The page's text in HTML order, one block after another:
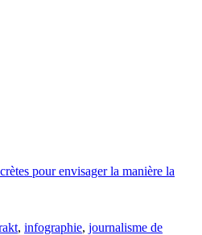
pour envisager la manière la
, infographie, journalisme de